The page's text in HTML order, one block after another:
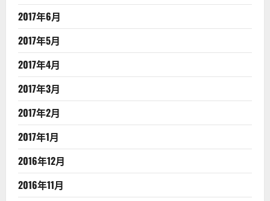
2017年6月
2017年5月
2017年4月
2017年3月
2017年2月
2017年1月
2016年12月
2016年11月